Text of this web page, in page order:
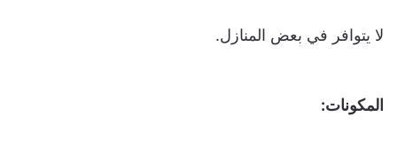
لا يتوافر في بعض المنازل.
المكونات: